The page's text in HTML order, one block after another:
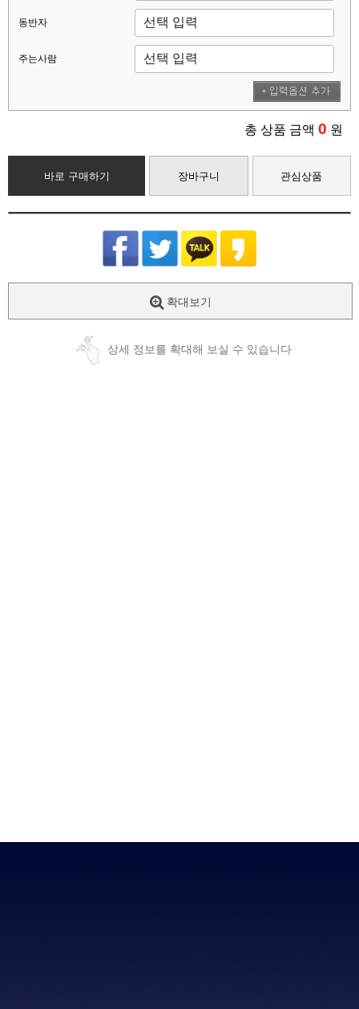
동반자
주는사람
총 상품 금액 0 원
바로 구매하기 장바구니 관심상품
확대보기
상세 정보를 확대해 보실 수 있습니다